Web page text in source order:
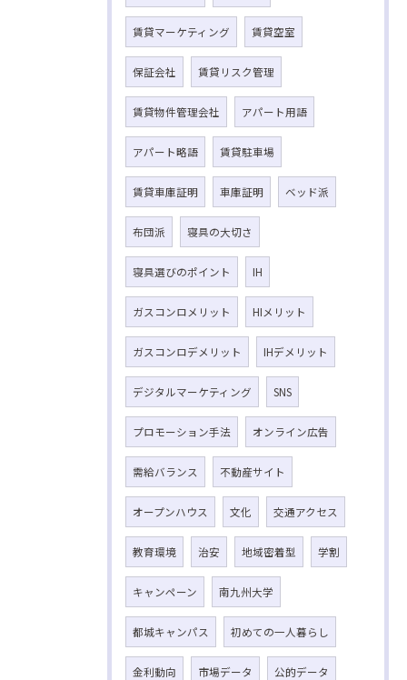
賃貸マーケティング 賃貸空室
保証会社 賃貸リスク管理
賃貸物件管理会社 アパート用語
アパート略語 賃貸駐車場
賃貸車庫証明 車庫証明 ベッド派
布団派 寝具の大切さ
寝具選びのポイント IH
ガスコンロメリット HIメリット
ガスコンロデメリット IHデメリット
デジタルマーケティング SNS
プロモーション手法 オンライン広告
需給バランス 不動産サイト
オープンハウス 文化 交通アクセス
教育環境 治安 地域密着型 学割
キャンペーン 南九州大学
都城キャンパス 初めての一人暮らし
金利動向 市場データ 公的データ